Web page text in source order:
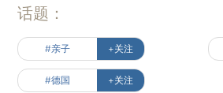
话题：
#亲子 +关注
#德国 +关注